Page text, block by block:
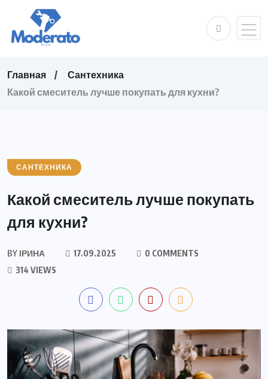
Главная
Сантехника
Какой смеситель лучше покупать для кухни?
САНТЕХНИКА
Какой смеситель лучше покупать
для кухни?
BY ІРИНА 17.09.2025
0 COMMENTS
314 VIEWS